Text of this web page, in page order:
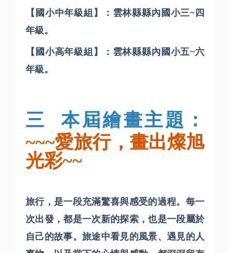
【 國小中年級組 】：雲林縣縣內國小三~四
年級。
【 國小高年級組 】：雲林縣縣內國小五~六
年級。
三本屆繪畫主題：
~~~愛旅行，畫出燦旭
光彩~~
旅行，是一段充滿驚喜與感受的過程。每一
次出發，都是一次新的探索，也是一段屬於
自己的故事。旅途中看見的風景、遇見的人